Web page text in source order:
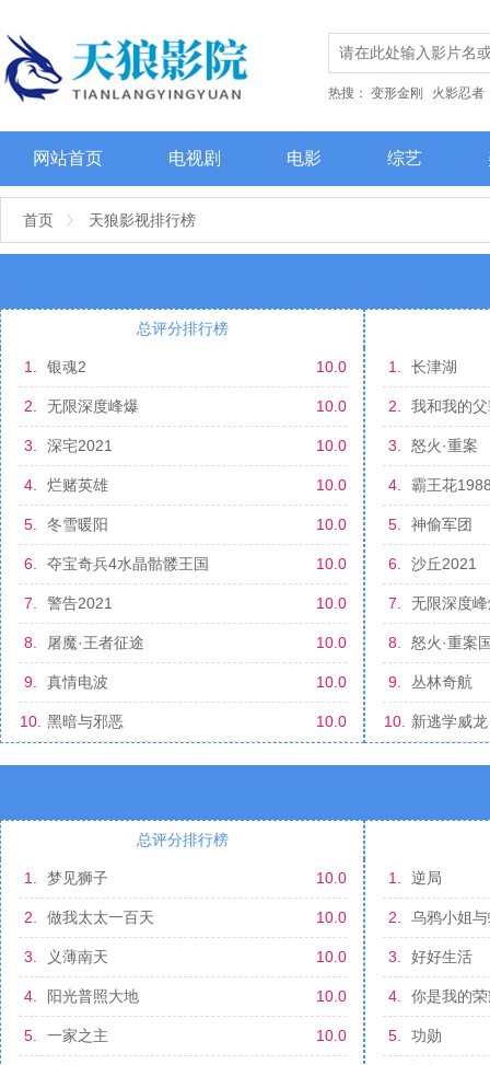
热搜： 变形金刚 火影忍者
网站首页 电视剧 电影 综艺
首页 天狼影视排行榜
总评分排行榜
1. 银魂2 10.0
2. 无限深度峰爆 10.0
3. 深宅2021 10.0
4. 烂赌英雄 10.0
5. 冬雪暖阳 10.0
6. 夺宝奇兵4水晶骷髅王国 10.0
7. 警告2021 10.0
8. 屠魔·王者征途 10.0
9. 真情电波 10.0
10. 黑暗与邪恶 10.0
1. 长津湖
2. 我和我的
3. 怒火·重案
4. 霸王花
5. 神偷军团
6. 沙丘2021
7. 无限深度
8. 怒火·重案
9. 丛林奇航
10. 新逃学威龙
总评分排行榜
1. 梦见狮子 10.0
2. 做我太太一百天 10.0
3. 义薄南天 10.0
4. 阳光普照大地 10.0
5. 一家之主 10.0
1. 逆局
2. 乌鸦小姐
3. 好好生活
4. 你是我的
5. 功勋